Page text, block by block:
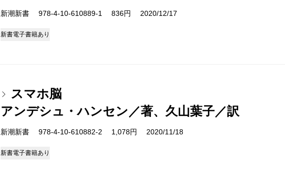
新潮新書 978-4-10-610889-1 836円 2020/12/17
新書電子書籍あり
スマホ脳
アンデシュ・ハンセン／著、久山葉子／訳
新潮新書 978-4-10-610882-2 1,078円 2020/11/18
新書電子書籍あり